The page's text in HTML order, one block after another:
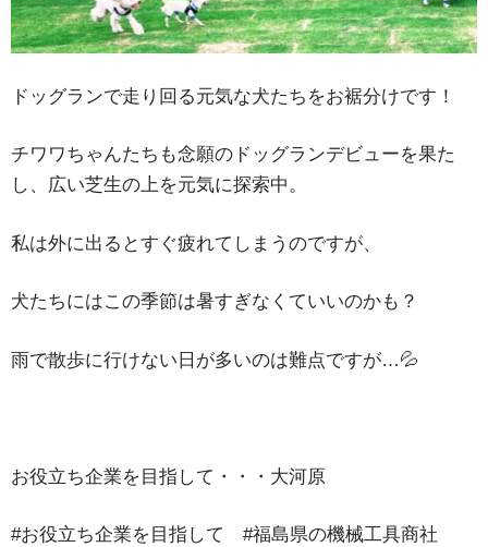
ドッグランで走り回る元気な犬たちをお裾分けです！
チワワちゃんたちも念願のドッグランデビューを果た
し、広い芝生の上を元気に探索中。
私は外に出るとすぐ疲れてしまうのですが、
犬たちにはこの季節は暑すぎなくていいのかも？
雨で散歩に行けない日が多いのは難点ですが…💦
お役立ち企業を目指して・・・大河原
#お役立ち企業を目指して #福島県の機械工具商社